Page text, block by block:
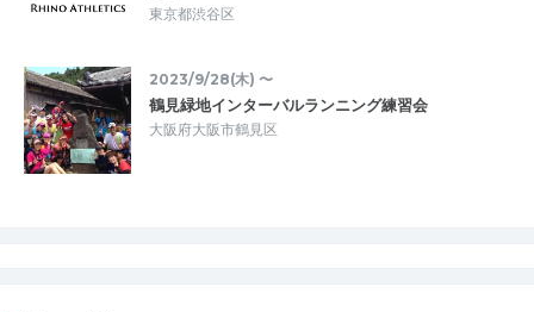
東京都渋谷区
2023/9/28(木) 〜
鶴見緑地インターバルランニング練習会
大阪府大阪市鶴見区